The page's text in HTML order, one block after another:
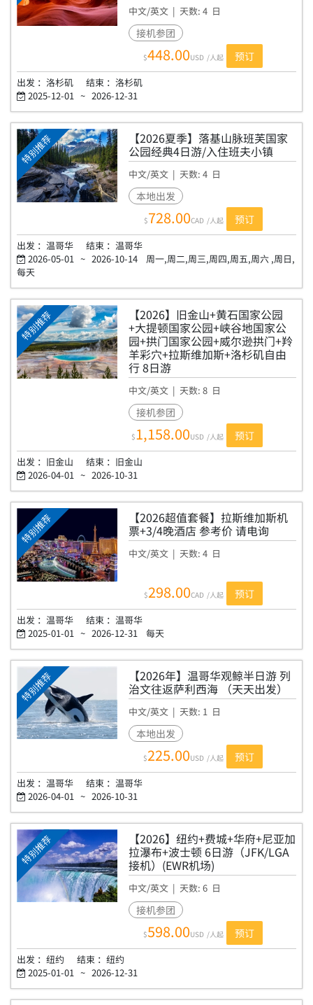
AG4-LL
中文/英文 | 天数: 4 日
接机参团
$448.00USD /人起 预订
出发 ： 洛杉矶 结束 ： 洛杉矶
2025-12-01 ~ 2026-12-31
特别推荐
BAA4
【2026夏季】落基山脉班芙国家
公园经典4日游/入住班夫小镇
中文/英文 | 天数: 4 日
本地出发
$728.00CAD /人起 预订
出发 ： 温哥华 结束 ： 温哥华
2026-05-01 ~ 2026-10-14
周一,周二,周三,周四,周五,周六 ,周日,
每天
特别推荐
YG8L
【2026】旧金山+黄石国家公园
+大提顿国家公园+峡谷地国家公
园+拱门国家公园+威尔逊拱门+羚
羊彩穴+拉斯维加斯+洛杉矶自由
行 8日游
中文/英文 | 天数: 8 日
接机参团
$1,158.00USD /人起 预订
出发 ： 旧金山 结束 ： 旧金山
2026-04-01 ~ 2026-10-31
特别推荐 【2026超值套餐】拉斯维加斯机
票+3/4晚酒店 参考价 请电询
中文/英文 | 天数: 4 日
$298.00CAD /人起 预订
出发 ： 温哥华 结束 ： 温哥华
2025-01-01 ~ 2026-12-31 每天
特别推荐
WWH
【2026年】温哥华观鲸半日游 列
治文往返萨利西海 （天天出发）
中文/英文 | 天数: 1 日
本地出发
$225.00USD /人起 预订
出发 ： 温哥华 结束 ： 温哥华
2026-04-01 ~ 2026-10-31
特别推荐
AP6F
【2026】纽约+费城+华府+尼亚加
拉瀑布+波士顿 6日游（JFK/LGA
接机）(EWR机场)
中文/英文 | 天数: 6 日
接机参团
$598.00USD /人起 预订
出发 ： 纽约 结束 ： 纽约
2025-01-01 ~ 2026-12-31